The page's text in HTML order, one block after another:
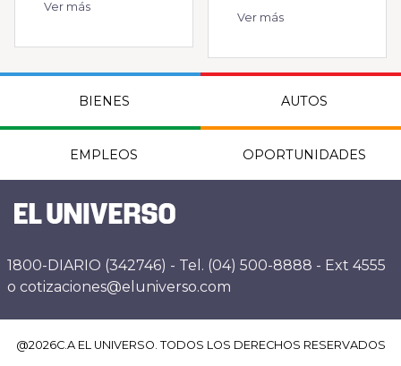
Ver más
Ver más
BIENES AUTOS
EMPLEOS OPORTUNIDADES
1800-DIARIO (342746) - Tel. (04) 500-8888 - Ext 4555
o cotizaciones@eluniverso.com
@2026C.A EL UNIVERSO. TODOS LOS DERECHOS RESERVADOS